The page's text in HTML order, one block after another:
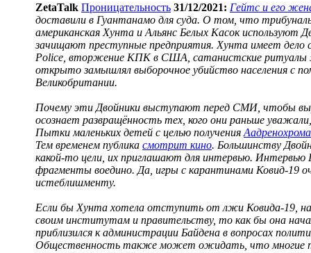
ZetaTalk Проницательность 31/12/2021: Гейтс и его
доставили в Гуантанамо для суда. О том, что
американская Хунта и Альянс Белых Касок используют
зачищают преступные предприятия. Хунта имеет дело
Police, вторжение КПК в США, сатанистские ритуалы
открыто замышлял выборочное убийство населения с
Великобритании.
Почему эти Двойники выступают перед СМИ, чтобы
осознает развращённость тех, кого они раньше
Пытки маленьких детей с целью получения Аадренохрома
Тем временем публика смотрит кино. Большинству
какой-то цели, их приглашают для интервью.
фрагменты воедино. Да, игры с карантинами Ковид-19
истеблишменту.
Если бы Хунта хотела отступить от лжи Ковида-19,
своим институтам и правительству, то как бы она
приблизился к администрации Байдена в вопросах
Общественность также может ожидать, что многие